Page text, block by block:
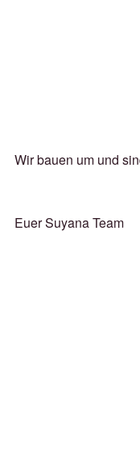
Wir bauen um und
Euer Suyana Team